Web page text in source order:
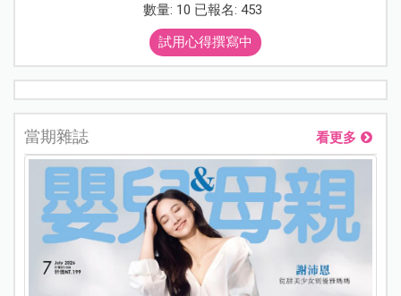
數量: 10 已報名: 453
試用心得撰寫中
當期雜誌 看更多